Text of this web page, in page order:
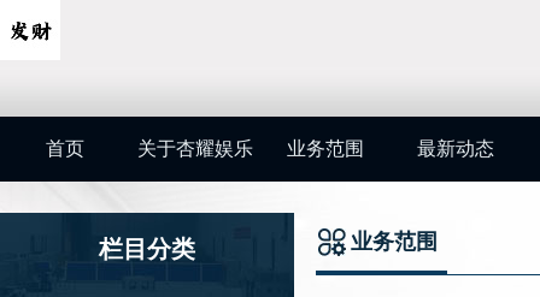
首页 关于杏耀娱乐 业务范围 最新动态
栏目分类 业务范围